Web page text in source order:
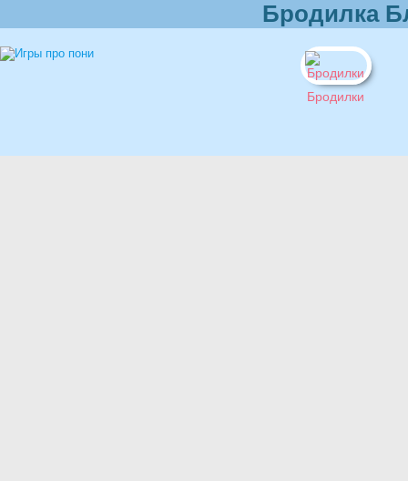
Бродилка
Бродилки